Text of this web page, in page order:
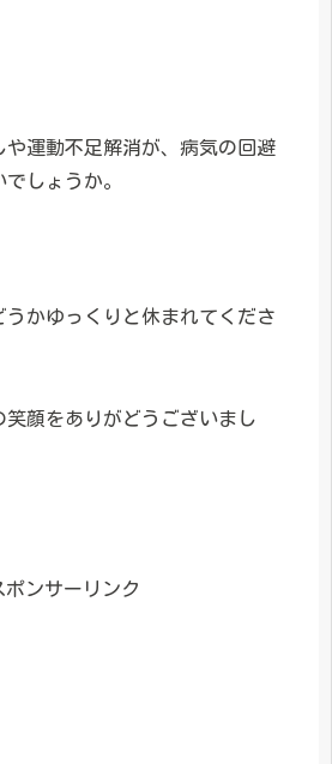
や運動不足解消が、病気の回避
しょうか。
かゆっくりと休まれてくださ
笑顔をありがどうございまし
ポンサーリンク